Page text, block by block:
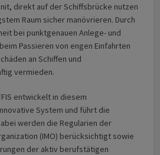
direkt auf der Schiffsbrücke nutzen
Raum sicher manövrieren. Durch
bei punktgenauen Anlege- und
Passieren von engen Einfahrten
an Schiffen und
vermieden.
entwickelt in diesem
System und führt die
werden die Regularien der
(IMO) berücksichtigt sowie
der aktiv berufstätigen